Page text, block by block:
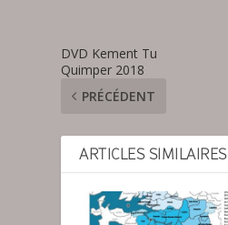
DVD Kement Tu
Quimper 2018
PRÉCÉDENT
ARTICLES SIMILAIRES